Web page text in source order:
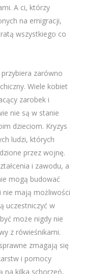
A ci, którzy
na emigracji,
wszystkiego co
przybiera zarówno
Wiele kobiet
zarobek i
nie są w stanie
dzieciom. Kryzys
ludzi, których
przez wojnę.
i zawodu, a
mogą budować
nie mają możliwości
uczestniczyć w
może nigdy nie
z rówieśnikami.
zmagają się
i pomocy
na kilka schorzeń,